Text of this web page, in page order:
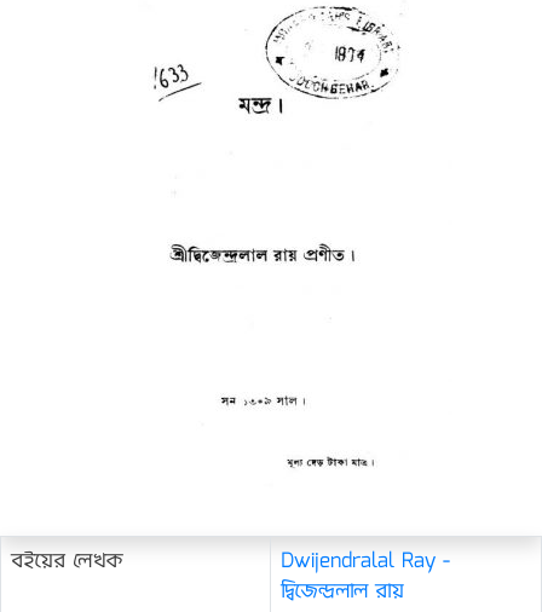
বইয়ের লেখক
Dwijendralal Ray -
দ্বিজেন্দ্রলাল রায়